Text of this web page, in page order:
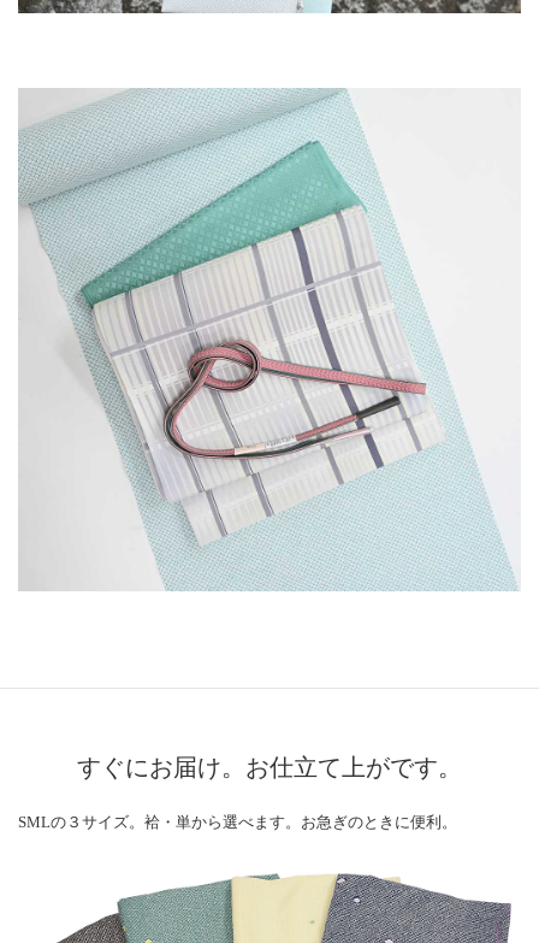
すぐにお届け。お仕立て上がです。
SMLの３サイズ。袷・単から選べます。お急ぎのときに便利。